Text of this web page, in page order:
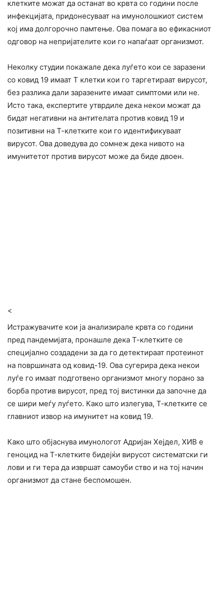
клетките можат да останат во крвта со години после
инфекцијата, придонесуваат на имунолошкиот систем
кој има долгорочно памтење. Ова помага во ефикасниот
одговор на непријателите кои го напаѓаат организмот.
Неколку студии покажале дека луѓето кои се заразени
со ковид 19 имаат Т клетки кои го таргетираат вирусот,
без разлика дали заразените имаат симптоми или не.
Исто така, експертите утврдиле дека некои можат да
бидат негативни на антителата против ковид 19 и
позитивни на Т-клетките кои го идентификуваат
вирусот. Ова доведува до сомнеж дека нивото на
имунитетот против вирусот може да биде двоен.
<
Истражувачите кои ја анализирале крвта со години
пред пандемијата, пронашле дека Т-клетките се
специјално создадени за да го детектираат протеинот
на површината од ковид-19. Ова сугерира дека некои
луѓе го имаат подготвено организмот многу порано за
борба против вирусот, пред тој вистинки да започне да
се шири меѓу луѓето. Како што излегува, Т-клетките се
главниот извор на имунитет на ковид 19.
Како што објаснува имунологот Адријан Хејдел, ХИВ е
геноцид на Т-клетките бидејќи вирусот систематски ги
лови и ги тера да извршат самоуби ство и на тој начин
организмот да стане беспомошен.